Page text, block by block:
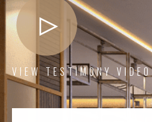
VIEW TESTIMONY VIDEO